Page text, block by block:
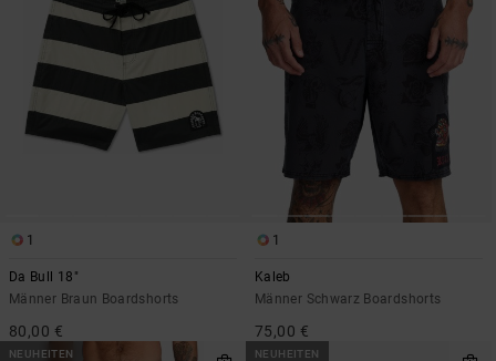
1
Da Bull 18"
Männer Braun Boardshorts
80,00 €
1
Kaleb
Männer Schwarz Boardshorts
75,00 €
NEUHEITEN NEUHEITEN